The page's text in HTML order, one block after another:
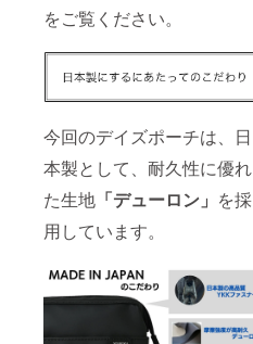
をご覧ください。
今回のデイズポーチは、日
本製として、耐久性に優れ
た生地 「デューロン」 を採
用しています。